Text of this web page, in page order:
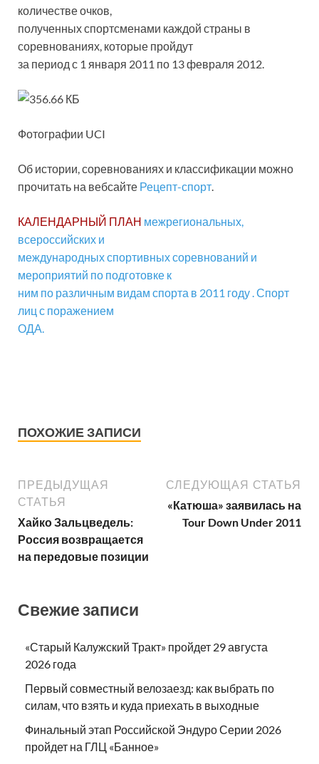
количестве очков,
полученных спортсменами каждой страны в
соревнованиях, которые пройдут
за период с 1 января 2011 по 13 февраля 2012.
Фотографии UCI
Об истории, соревнованиях и классификации можно
прочитать на вебсайте Рецепт-спорт.
КАЛЕНДАРНЫЙ ПЛАН межрегиональных,
всероссийских и
международных спортивных соревнований и
мероприятий по подготовке к
ним по различным видам спорта в 2011 году . Спорт
лиц с поражением
ОДА.
ПОХОЖИЕ ЗАПИСИ
ПРЕДЫДУЩАЯ
СТАТЬЯ
Хайко Зальцведель:
Россия возвращается
на передовые позиции
СЛЕДУЮЩАЯ СТАТЬЯ
«Катюша» заявилась на
Tour Down Under 2011
Свежие записи
«Старый Калужский Тракт» пройдет 29 августа
2026 года
Первый совместный велозаезд: как выбрать по
силам, что взять и куда приехать в выходные
Финальный этап Российской Эндуро Серии 2026
пройдет на ГЛЦ «Банное»